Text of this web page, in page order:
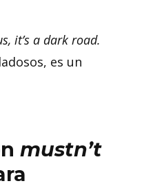
it’s a dark road.
es un
mustn’t